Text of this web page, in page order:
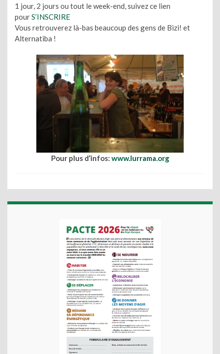
1 jour, 2 jours ou tout le week-end, suivez ce lien
pourS’INSCRIRE
Vous retrouverez là-bas beaucoup des gens de Bizi! et
Alternatiba !
Pour plus d’infos: www.lurrama.org